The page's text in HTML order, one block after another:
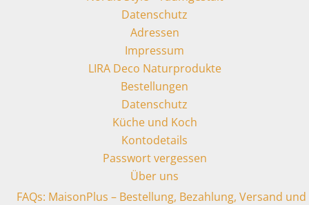
Datenschutz
Adressen
Impressum
LIRA Deco Naturprodukte
Bestellungen
Datenschutz
Küche und Koch
Kontodetails
Passwort vergessen
Über uns
FAQs: MaisonPlus – Bestellung, Bezahlung, Versand und